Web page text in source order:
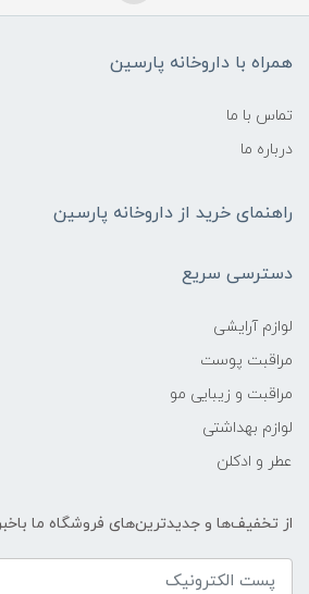
همراه با داروخانه پارسین
تماس با ما
درباره ما
راهنمای خرید از داروخانه پارسین
دسترسی سریع
لوازم آرایشی
مراقبت پوست
مراقبت و زیبایی مو
لوازم بهداشتی
عطر و ادکلن
از تخفیف‌ها و جدیدترین‌های فروشگاه ما